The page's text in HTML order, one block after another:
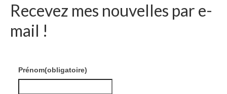
Recevez mes nouvelles par e-
mail !
Prénom(obligatoire)